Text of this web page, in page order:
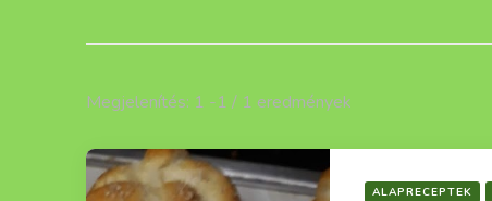
Megjelenítés: 1 -1 / 1 eredmények
ALAPRECEPTEK